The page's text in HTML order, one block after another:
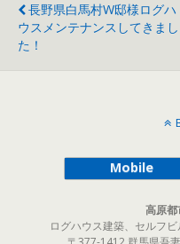
長野県白馬村W邸様ログハ
ウスメンテナンスしてきまし
た！
Mobile
高原
ログハウス建築、セルフ